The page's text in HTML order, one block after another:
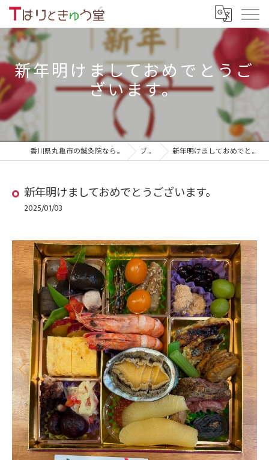
新年明けましておめでとうご
ざいます。
香川県丸亀市の鍼灸院ならTはりときゅう堂 ブログ 新年明けましておめでとうございます。
新年明けましておめでとうございます。
2025/01/03